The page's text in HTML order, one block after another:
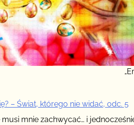
– Świat, którego nie widać, odc. 5
mnie zachwycać… i